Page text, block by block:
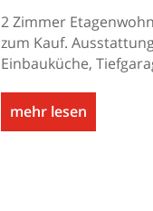
2 Zimmer
zum Kauf.
Einbauküche,
mehr lesen